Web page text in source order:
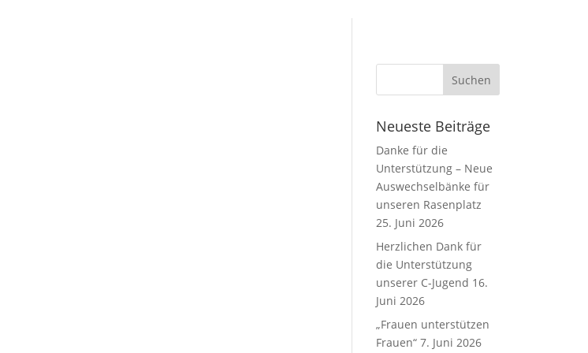
Neueste Beiträge
Danke für die
Unterstützung – Neue
Auswechselbänke für
unseren Rasenplatz
25. Juni 2026
Herzlichen Dank für
die Unterstützung
unserer C-Jugend 16.
Juni 2026
„Frauen unterstützen
Frauen“ 7. Juni 2026